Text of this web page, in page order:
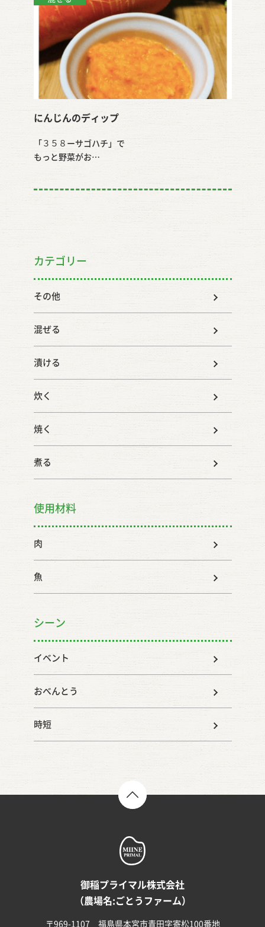
にんじんのディップ
「３５８ーサゴハチ」で
もっと野菜がお…
カテゴリー
その他
混ぜる
漬ける
炊く
焼く
煮る
使用材料
肉
魚
シーン
イベント
おべんとう
時短
御稲プライマル株式会社
（農場名:ごとうファーム）
〒969-1107 福島県本宮市青田字寄松100番地